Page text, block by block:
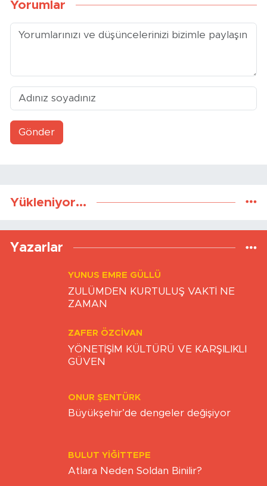
Yorumlar
Gönder
Yükleniyor...
Yazarlar
YUNUS EMRE GÜLLÜ
ZULÜMDEN KURTULUŞ VAKTİ NE
ZAMAN
ZAFER ÖZCIVAN
YÖNETİŞİM KÜLTÜRÜ VE KARŞILIKLI
GÜVEN
ONUR ŞENTÜRK
Büyükşehir’de dengeler değişiyor
BULUT YİĞİTTEPE
Atlara Neden Soldan Binilir?